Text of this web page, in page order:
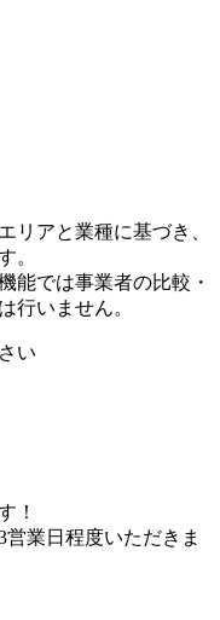
リアと業種に基づき、
。
能では事業者の比較・
行いません。
い
！
業日程度いただきま